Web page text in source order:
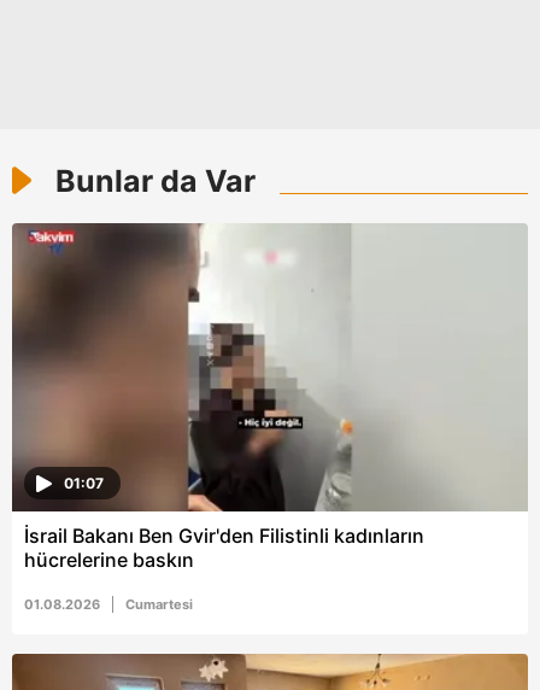
Bunlar da Var
01:07
İsrail Bakanı Ben Gvir'den Filistinli kadınların
hücrelerine baskın
01.08.2026 Cumartesi